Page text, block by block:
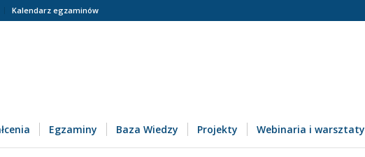
Kalendarz egzaminów
Egzaminy Baza Wiedzy Projekty Webinaria i warsztaty